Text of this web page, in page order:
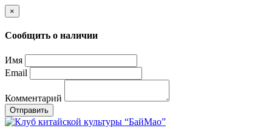
×
Сообщить о наличии
Имя
Email
Комментарий
Отправить